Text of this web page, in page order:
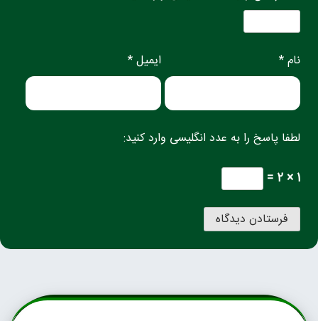
نام * ایمیل *
لطفا پاسخ را به عدد انگلیسی وارد کنید:
1 × 2 =